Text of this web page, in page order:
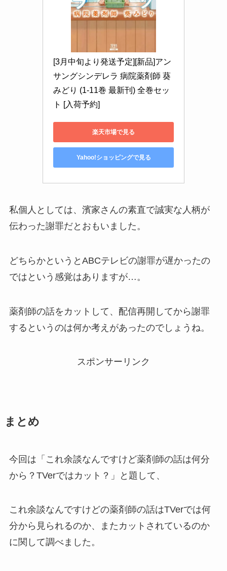
[3月中旬より発送予定][新品]アン
サングシンデレラ 病院薬剤師 葵
みどり (1-11巻 最新刊) 全巻セッ
ト [入荷予約]
楽天市場で見る
Yahoo!ショッピングで見る
私個人としては、濱家さんの素直で誠実な人柄が
伝わった謝罪だとおもいました。
どちらかというとABCテレビの謝罪が遅かったの
ではという感覚はありますが…。
薬剤師の話をカットして、配信再開してから謝罪
するというのは何か考えがあったのでしょうね。
スポンサーリンク
まとめ
今回は「これ余談なんですけど薬剤師の話は何分
から？TVerではカット？」と題して、
これ余談なんですけどの薬剤師の話はTVerでは何
分から見られるのか、またカットされているのか
に関して調べました。